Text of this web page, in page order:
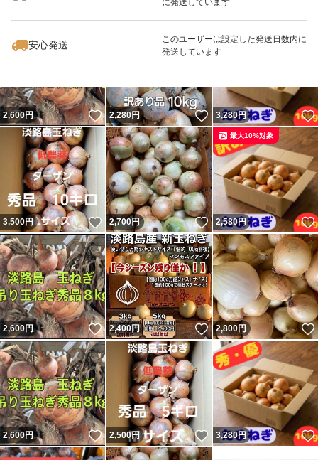
に発送しています
安心発送
このユーザーは設定した発送日数内に
発送しています
いいね！
2,130
2,600円 いいね！
2,280円 いいね！
3,280円
3,500円 いいね！
2,700円 いいね！
2,580円
最大10%対象
2,600円 いいね！
2,400円 いいね！
2,800円
2,600円 いいね！
2,500円 いいね！
3,280円